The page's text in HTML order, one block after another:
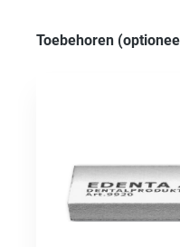
Productgalerij overslaan
Toebehoren